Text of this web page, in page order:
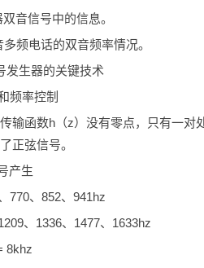
音信号中的信息。
频电话的双音频率情况。
发生器的关键技术
频率控制
输函数h（z）没有零点，只有一
正弦信号。
产生
770、852、941hz
、1336、1477、1633hz
8khz